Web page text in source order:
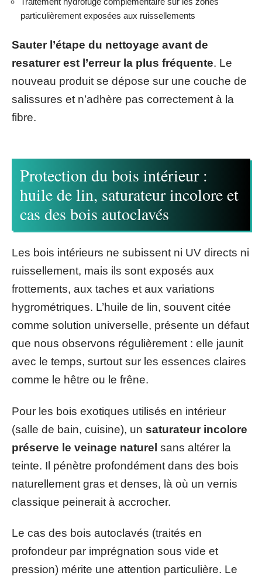
particulièrement exposées aux ruissellements
Sauter l’étape du nettoyage avant de
resaturer est l’erreur la plus fréquente. Le
nouveau produit se dépose sur une couche de
salissures et n’adhère pas correctement à la
fibre.
Protection du bois intérieur :
huile de lin, saturateur incolore et
cas des bois autoclavés
Les bois intérieurs ne subissent ni UV directs ni
ruissellement, mais ils sont exposés aux
frottements, aux taches et aux variations
hygrométriques. L’huile de lin, souvent citée
comme solution universelle, présente un défaut
que nous observons régulièrement : elle jaunit
avec le temps, surtout sur les essences claires
comme le hêtre ou le frêne.
Pour les bois exotiques utilisés en intérieur
(salle de bain, cuisine), un saturateur incolore
préserve le veinage naturel sans altérer la
teinte. Il pénètre profondément dans des bois
naturellement gras et denses, là où un vernis
classique peinerait à accrocher.
Le cas des bois autoclavés (traités en
profondeur par imprégnation sous vide et
pression) mérite une attention particulière. Le